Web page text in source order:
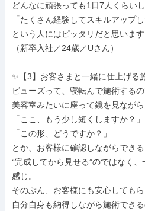
どんなに頑張っても1日7人くらい
「たくさん経験してスキルアップし
という人にはピッタリだと思います
（新卒入社／24歳／Uさん）
✨【3】お客さまと一緒に仕上げる
ビューズって、寝転んで施術するの
美容室みたいに座って鏡を見ながら
「ここ、もう少し短くしますか？」
「この形、どうですか？」
とか、お客様に確認しながらできる
“完成してから見せる”のではなく
感じ。
そのぶん、お客様にも安心してもら
自分自身も納得しながら施術でき